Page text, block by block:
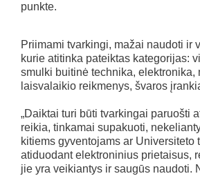
punkte.
Priimami tvarkingi, mažai naudoti ir
kurie atitinka pateiktas kategorijas:
smulki buitinė technika, elektronika,
laisvalaikio reikmenys, švaros
„Daiktai turi būti tvarkingai paruošti
reikia, tinkamai supakuoti,
kitiems gyventojams ar Universiteto
atiduodant elektroninius prietaisus,
jie yra veikiantys ir saugūs naudoti.